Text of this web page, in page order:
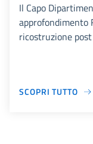
Il Capo
approfondimento
ricostruzione
SCOPRI TUTTO